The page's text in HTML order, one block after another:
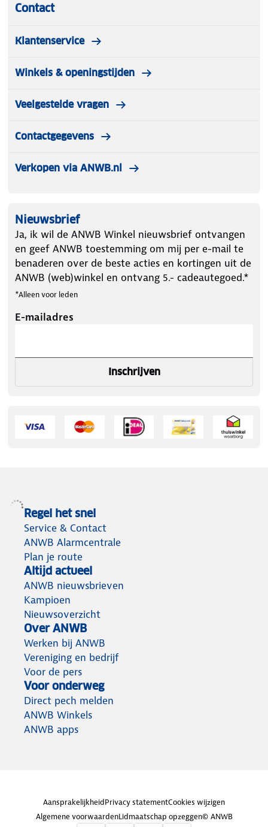
Contact
Klantenservice
Winkels & openingstijden
Veelgestelde vragen
Contactgegevens
Verkopen via ANWB.nl
Nieuwsbrief
Ja, ik wil de ANWB Winkel nieuwsbrief ontvangen
en geef ANWB toestemming om mij per e-mail te
benaderen over de beste acties en kortingen uit de
ANWB (web)winkel en ontvang 5.- cadeautegoed.*
*Alleen voor leden
E-mailadres
Inschrijven
Regel het snel
Service & Contact
ANWB Alarmcentrale
Plan je route
Altijd actueel
ANWB nieuwsbrieven
Kampioen
Nieuwsoverzicht
Over ANWB
Werken bij ANWB
Vereniging en bedrijf
Voor de pers
Voor onderweg
Direct pech melden
ANWB Winkels
ANWB apps
AansprakelijkheidPrivacy statementCookies wijzigen
Algemene voorwaardenLidmaatschap opzeggen© ANWB